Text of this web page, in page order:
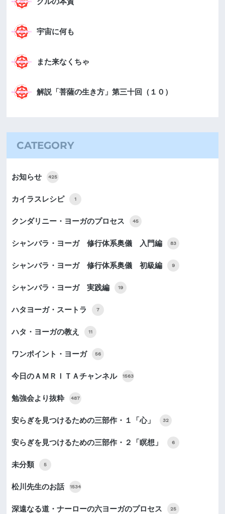
宇宙に何も
また来なくちゃ
解説「菩薩の生き方」第三十回（１０）
CATEGORY
お知らせ 425
カイラスレシピ 1
クンダリニー・ヨーガのプロセス 45
シャンバラ・ヨーガ 修行体系奥儀 入門編 83
シャンバラ・ヨーガ 修行体系奥儀 初級編 9
シャンバラ・ヨーガ 実践編 19
ハタヨーガ・スートラ 7
ハタ・ヨーガの教え 11
ワンポイント・ヨーガ 56
今日のＡＭＲＩＴＡチャンネル 1563
勉強会より抜粋 487
安らぎを見つけるための三部作・１「心」 32
安らぎを見つけるための三部作・２「瞑想」 6
未分類 5
松川先生のお話 1534
深遠なる道・ナーローの六ヨーガのプロセス 25